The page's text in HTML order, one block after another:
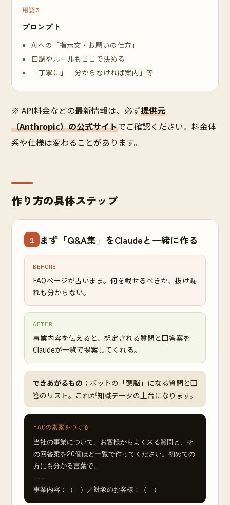
用語3
プロンプト
AIへの「指示文・お願いの仕方」
口調やルールもここで決める
「丁寧に」「分からなければ案内」等
※ API料金などの最新情報は、必ず提供元
（Anthropic）の公式サイトでご確認ください。料金体
系や仕様は変わることがあります。
作り方の具体ステップ
1 まず「Q&A集」をClaudeと一緒に作る
BEFORE
FAQページが古いまま。何を載せるべきか、抜け漏
れも分からない。
AFTER
事業内容を伝えると、想定される質問と回答案を
Claudeが一覧で提案してくれる。
できあがるもの： ボットの「頭脳」になる質問と回
答のリスト。これが知識データの土台になります。
FAQの素案をつくる
当社の事業について、お客様からよく来る質問と、そ
の回答案を20個ほど一覧で作ってください。初めての
方にも分かる言葉で。
---
事業内容：（　）／対象のお客様：（　）